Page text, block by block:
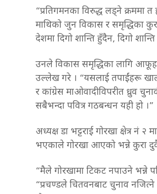
“प्रतिगमनका विरुद्ध लड्ने क्रममा
माथिको जुन विकास र समृद्धिका
देशमा दिगो शान्ति हुँदैन, दिगो
उनले विकास समृद्धिका लागि
उल्लेख गरे । “यसलाई तपाईंहरू
र कांग्रेस माओवादीविपरीत ध्रुव
सबैभन्दा पवित्र गठबन्धन यही हो ।”
अध्यक्ष डा भट्टराई गोरखा क्षेत्र नं
भएकाले गोरखा आएको भन्ने कुरा दुवै
“मैले गोरखामा टिकट नपाउने भन्ने
“प्रचण्डले चितवनबाट चुनाव